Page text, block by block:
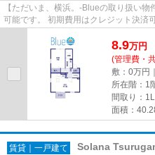
【ただいま、横浜。-Blueの取り扱い
可能です。 初期費用はクレジット決済
8.9万円
(管理費・
敷：0万円
所在階：1
間取り：
面積：
賃貸｜一戸建て Solana